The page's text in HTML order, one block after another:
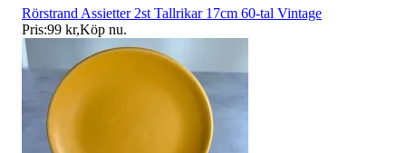
Rörstrand Assietter 2st Tallrikar 17cm 60-tal Vintage
Pris:99 kr,Köp nu.